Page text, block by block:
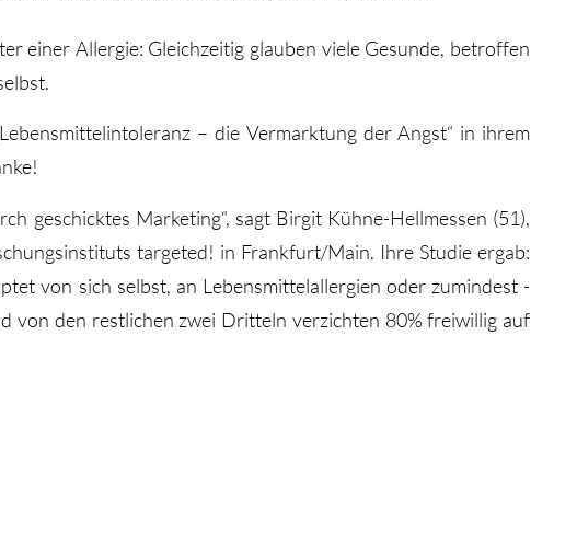
einer Allergie: Gleichzeitig glauben viele Gesunde, betroffen
– die Vermarktung der Angst“ in ihrem
geschicktes Marketing“, sagt Birgit Kühne-Hellmessen (51),
targeted! in Frankfurt/Main. Ihre Studie ergab:
von sich selbst, an Lebensmittelallergien oder zumindest -
von den restlichen zwei Dritteln verzichten 80% freiwillig auf